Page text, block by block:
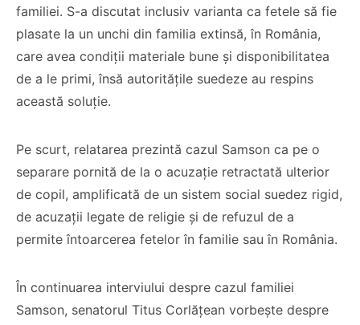
familiei. S-a discutat inclusiv varianta ca fetele să fie
plasate la un unchi din familia extinsă, în România,
care avea condiții materiale bune și disponibilitatea
de a le primi, însă autoritățile suedeze au respins
această soluție.
Pe scurt, relatarea prezintă cazul Samson ca pe o
separare pornită de la o acuzație retractată ulterior
de copil, amplificată de un sistem social suedez rigid,
de acuzații legate de religie și de refuzul de a
permite întoarcerea fetelor în familie sau în România.
În continuarea interviului despre cazul familiei
Samson, senatorul Titus Corlățean vorbește despre